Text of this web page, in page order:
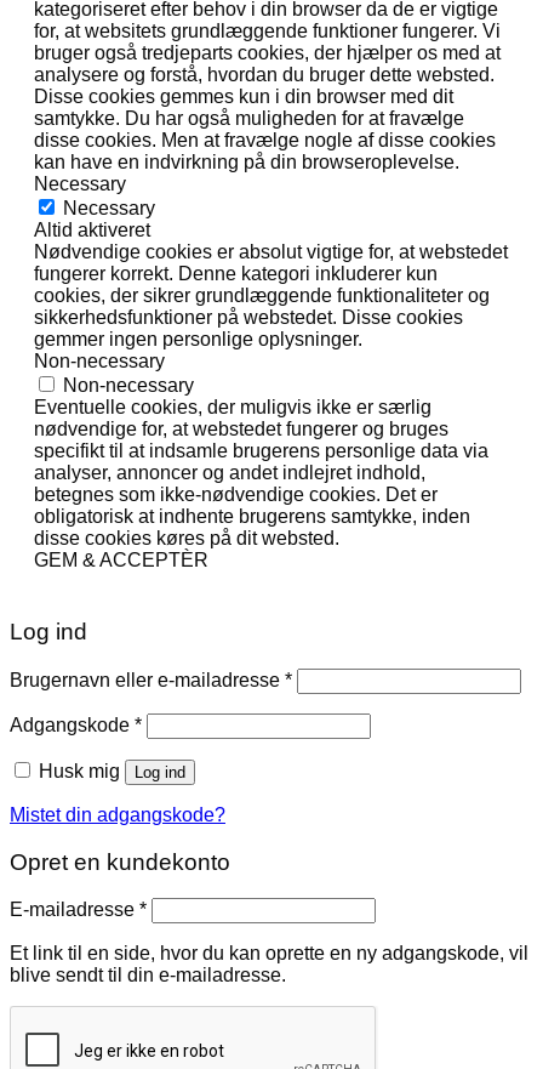
kategoriseret efter behov i din browser da de er vigtige
for, at websitets grundlæggende funktioner fungerer. Vi
bruger også tredjeparts cookies, der hjælper os med at
analysere og forstå, hvordan du bruger dette websted.
Disse cookies gemmes kun i din browser med dit
samtykke. Du har også muligheden for at fravælge
disse cookies. Men at fravælge nogle af disse cookies
kan have en indvirkning på din browseroplevelse.
Necessary
Necessary
Altid aktiveret
Nødvendige cookies er absolut vigtige for, at webstedet
fungerer korrekt. Denne kategori inkluderer kun
cookies, der sikrer grundlæggende funktionaliteter og
sikkerhedsfunktioner på webstedet. Disse cookies
gemmer ingen personlige oplysninger.
Non-necessary
Non-necessary
Eventuelle cookies, der muligvis ikke er særlig
nødvendige for, at webstedet fungerer og bruges
specifikt til at indsamle brugerens personlige data via
analyser, annoncer og andet indlejret indhold,
betegnes som ikke-nødvendige cookies. Det er
obligatorisk at indhente brugerens samtykke, inden
disse cookies køres på dit websted.
GEM & ACCEPTÈR
Log ind
Brugernavn eller e-mailadresse *Påkrævet
Adgangskode *Påkrævet
Husk mig Log ind
Mistet din adgangskode?
Opret en kundekonto
E-mailadresse *Påkrævet
Et link til en side, hvor du kan oprette en ny adgangskode, vil
blive sendt til din e-mailadresse.